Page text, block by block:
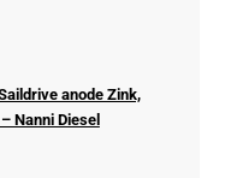
anode Zink,
Nanni Diesel